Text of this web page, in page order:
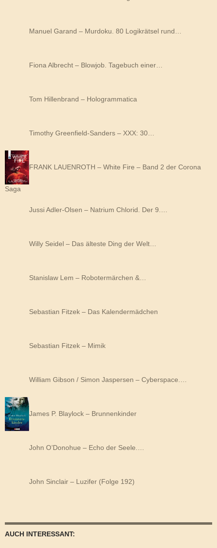
Manuel Garand – Murdoku. 80 Logikrätsel rund…
Fiona Albrecht – Blowjob. Tagebuch einer…
Tom Hillenbrand – Hologrammatica
Timothy Greenfield-Sanders – XXX: 30…
FRANK LAUENROTH – White Fire – Band 2 der Corona
Saga
Jussi Adler-Olsen – Natrium Chlorid. Der 9.…
Willy Seidel – Das älteste Ding der Welt…
Stanislaw Lem – Robotermärchen &…
Sebastian Fitzek – Das Kalendermädchen
Sebastian Fitzek – Mimik
William Gibson / Simon Jaspersen – Cyberspace.…
James P. Blaylock – Brunnenkinder
John O’Donohue – Echo der Seele.…
John Sinclair – Luzifer (Folge 192)
AUCH INTERESSANT: